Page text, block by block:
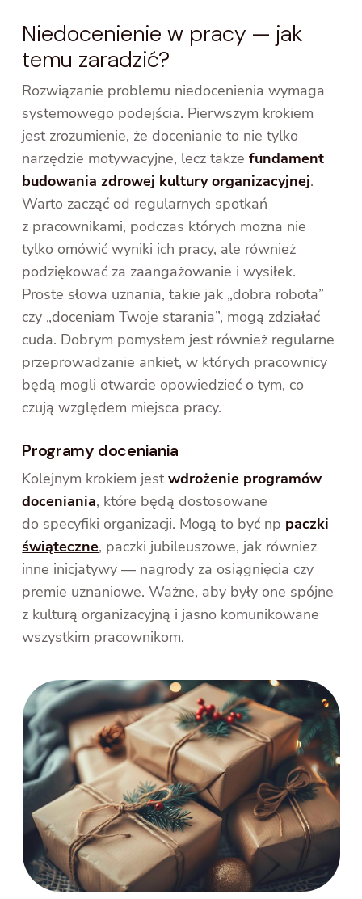
Niedocenienie w pracy — jak
temu zaradzić?
Rozwiązanie problemu niedocenienia wymaga
systemowego podejścia. Pierwszym krokiem
jest zrozumienie, że docenianie to nie tylko
narzędzie motywacyjne, lecz takżefundament
budowania zdrowej kultury organizacyjnej.
Warto zacząć od regularnych spotkań
z pracownikami, podczas których można nie
tylko omówić wyniki ich pracy, ale również
podziękować za zaangażowanie i wysiłek.
Proste słowa uznania, takie jak „dobra robota”
czy „doceniam Twoje starania”, mogą zdziałać
cuda. Dobrym pomysłem jest również regularne
przeprowadzanie ankiet, w których pracownicy
będą mogli otwarcie opowiedzieć o tym, co
czują względem miejsca pracy.
Programy doceniania
Kolejnym krokiem jestwdrożenie programów
doceniania, które będą dostosowane
do specyfiki organizacji. Mogą to być np paczki
świąteczne, paczki jubileuszowe, jak również
inne inicjatywy — nagrody za osiągnięcia czy
premie uznaniowe. Ważne, aby były one spójne
z kulturą organizacyjną i jasno komunikowane
wszystkim pracownikom.